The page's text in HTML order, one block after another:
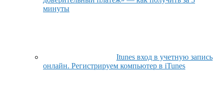
минуты
Itunes вход в учетную запись
онлайн. Регистрируем компьютер в iTunes